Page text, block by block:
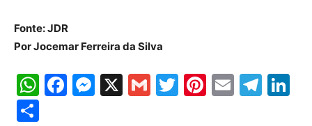
Fonte: JDR
Por Jocemar Ferreira da Silva
WhatsApp
Facebook
Messenger
X GmailTwitter
Pinterest
Email